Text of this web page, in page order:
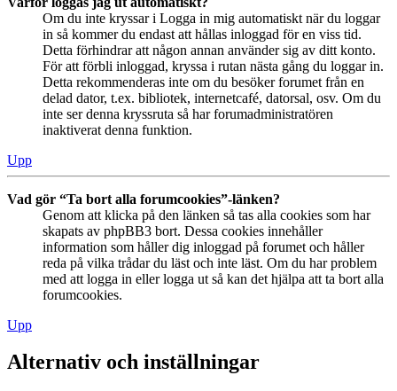
Om du inte kryssar i Logga in mig automatiskt när du loggar
in så kommer du endast att hållas inloggad för en viss tid.
Detta förhindrar att någon annan använder sig av ditt konto.
För att förbli inloggad, kryssa i rutan nästa gång du loggar in.
Detta rekommenderas inte om du besöker forumet från en
delad dator, t.ex. bibliotek, internetcafé, datorsal, osv. Om du
inte ser denna kryssruta så har forumadministratören
inaktiverat denna funktion.
Upp
Vad gör “Ta bort alla forumcookies”-länken?
Genom att klicka på den länken så tas alla cookies som har
skapats av phpBB3 bort. Dessa cookies innehåller
information som håller dig inloggad på forumet och håller
reda på vilka trådar du läst och inte läst. Om du har problem
med att logga in eller logga ut så kan det hjälpa att ta bort alla
forumcookies.
Upp
Alternativ och inställningar